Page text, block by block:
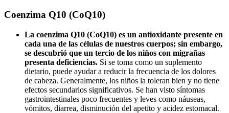
Coenzima Q10 (CoQ10)
La coenzima Q10 (CoQ10) es un antioxidante presente en
cada una de las células de nuestros cuerpos; sin embargo,
se descubrió que un tercio de los niños con migrañas
presenta deficiencias. Si se toma como un suplemento
dietario, puede ayudar a reducir la frecuencia de los dolores
de cabeza. Generalmente, los niños la toleran bien y no tiene
efectos secundarios significativos. Se han visto síntomas
gastrointestinales poco frecuentes y leves como náuseas,
vómitos, diarrea, disminución del apetito y acidez estomacal.